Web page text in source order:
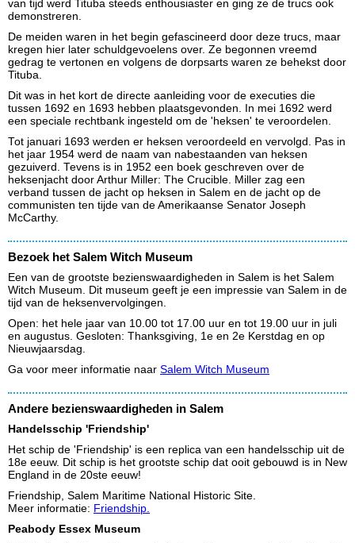
van tijd werd Tituba steeds enthousiaster en ging ze de trucs ook
demonstreren.
De meiden waren in het begin gefascineerd door deze trucs, maar
kregen hier later schuldgevoelens over. Ze begonnen vreemd
gedrag te vertonen en volgens de dorpsarts waren ze behekst door
Tituba.
Dit was in het kort de directe aanleiding voor de executies die
tussen 1692 en 1693 hebben plaatsgevonden. In mei 1692 werd
een speciale rechtbank ingesteld om de 'heksen' te veroordelen.
Tot januari 1693 werden er heksen veroordeeld en vervolgd. Pas in
het jaar 1954 werd de naam van nabestaanden van heksen
gezuiverd. Tevens is in 1952 een boek geschreven over de
heksenjacht door Arthur Miller: The Crucible. Miller zag een
verband tussen de jacht op heksen in Salem en de jacht op de
communisten ten tijde van de Amerikaanse Senator Joseph
McCarthy.
Bezoek het Salem Witch Museum
Een van de grootste bezienswaardigheden in Salem is het Salem
Witch Museum. Dit museum geeft je een impressie van Salem in de
tijd van de heksenvervolgingen.
Open: het hele jaar van 10.00 tot 17.00 uur en tot 19.00 uur in juli
en augustus. Gesloten: Thanksgiving, 1e en 2e Kerstdag en op
Nieuwjaarsdag.
Ga voor meer informatie naar Salem Witch Museum
Andere bezienswaardigheden in Salem
Handelsschip 'Friendship'
Het schip de 'Friendship' is een replica van een handelsschip uit de
18e eeuw. Dit schip is het grootste schip dat ooit gebouwd is in New
England in de 20ste eeuw!
Friendship, Salem Maritime National Historic Site.
Meer informatie: Friendship.
Peabody Essex Museum